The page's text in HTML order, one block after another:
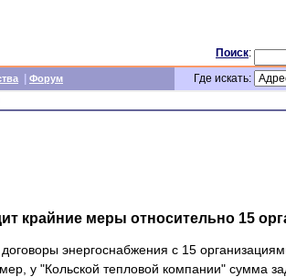
Поиск:
Форум
Где искать:
крайние меры относительно 15
энергоснабжения с 15
у "Кольской тепловой компании" сумма